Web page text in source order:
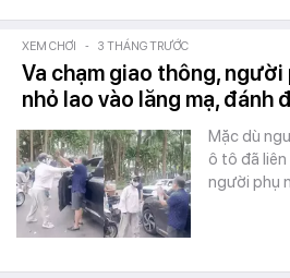
XEM CHƠI - 3 THÁNG TRƯỚC
Va chạm giao thông,
nhỏ lao vào lăng mạ, đánh
Mặc dù
ô tô đã
người phụ